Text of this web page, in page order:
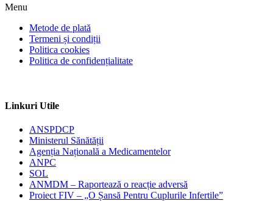
Menu
Metode de plată
Termeni și condiții
Politica cookies
Politica de confidențialitate
Linkuri Utile
ANSPDCP
Ministerul Sănătății
Agenția Națională a Medicamentelor
ANPC
SOL
ANMDM – Raportează o reacție adversă
Proiect FIV – „O Șansă Pentru Cuplurile Infertile”